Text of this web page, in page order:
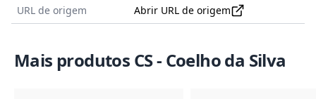
URL de origem
Abrir URL de origem
Mais produtos CS - Coelho da Silva